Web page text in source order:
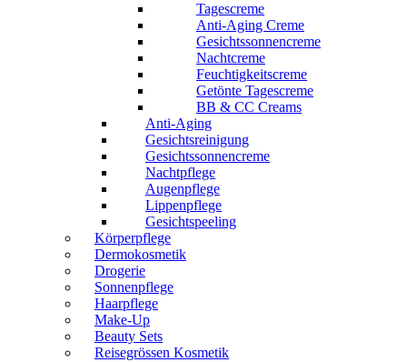
Tagescreme
Anti-Aging Creme
Gesichtssonnencreme
Nachtcreme
Feuchtigkeitscreme
Getönte Tagescreme
BB & CC Creams
Anti-Aging
Gesichtsreinigung
Gesichtssonnencreme
Nachtpflege
Augenpflege
Lippenpflege
Gesichtspeeling
Körperpflege
Dermokosmetik
Drogerie
Sonnenpflege
Haarpflege
Make-Up
Beauty Sets
Reisegrössen Kosmetik